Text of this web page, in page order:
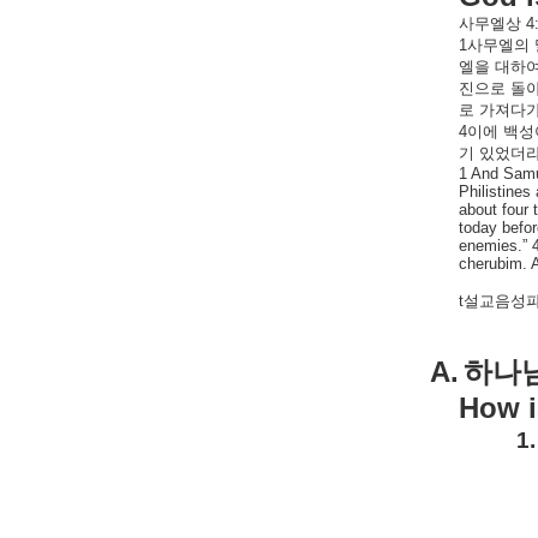
사무엘상
1사무엘의
엘을 대하여
진으로 돌
로 가져다
4이에 백성
기 있었더
1 And
Philistines
about four
today
enemies.”
cherubim.
t설교음성
A. 하나
How
1.